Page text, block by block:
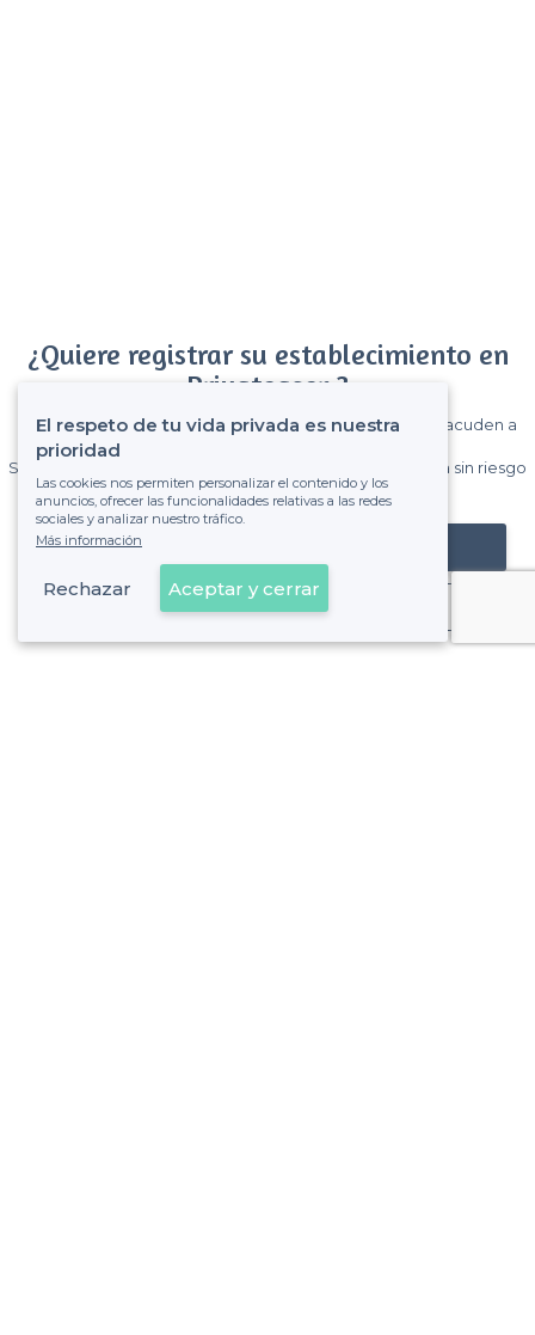
¿Quiere registrar su establecimiento en
Privateaser ?
Gane muchos clientes entre el millón de visitantes que acuden a
Sin comisiones y sin compromiso, pagas una cantidad fija sin riesgo
de ver la factura.
Registrar mi establecimiento
Ya es cliente
El respeto de tu vida privada es nuestra
prioridad
Las cookies nos permiten personalizar el contenido y los
anuncios, ofrecer las funcionalidades relativas a las redes
sociales y analizar nuestro tráfico.
Más información
Rechazar Aceptar y cerrar